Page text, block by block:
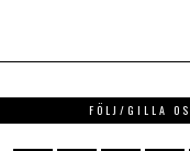
FÖLJ/GILLA